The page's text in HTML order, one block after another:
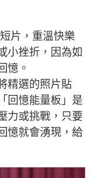
片，重溫快樂
小挫折，因為如
憶。
精選的照片貼
回憶能量板」是
力或挑戰，只要
憶就會湧現，給